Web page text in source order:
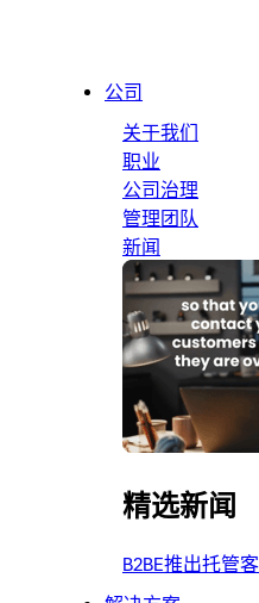
公司
关于我们
职业
公司治理
管理团队
新闻
精选新闻
B2BE推出托管